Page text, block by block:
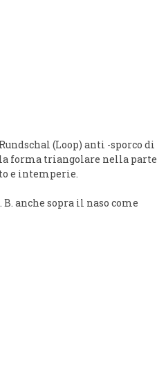
Rundschal (Loop) anti -sporco di
forma triangolare nella parte
e intemperie.
anche sopra il naso come